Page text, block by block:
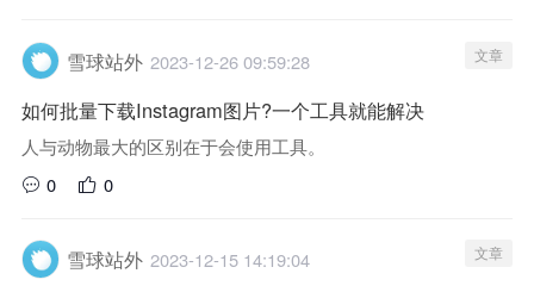
雪球站外 2023-12-26 09:59:28 文章
如何批量下载Instagram图片?一个工具就能解决
人与动物最大的区别在于会使用工具。
0
0
雪球站外 2023-12-15 14:19:04 文章